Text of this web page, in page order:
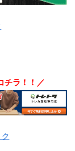
チラ！！／